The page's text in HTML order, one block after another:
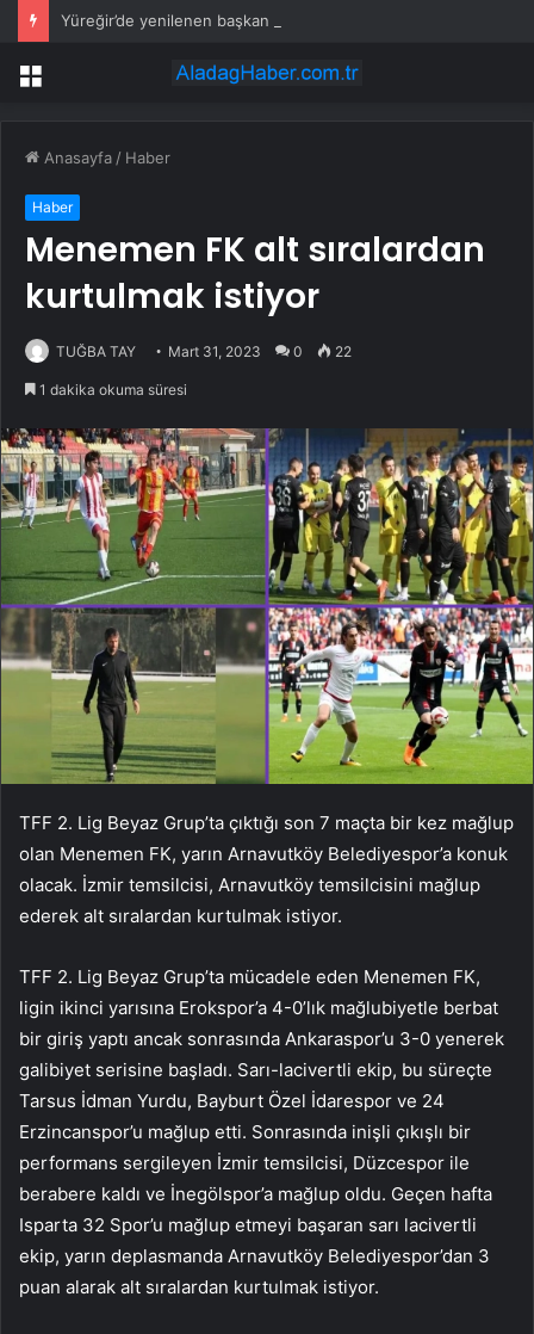
Menü
Anasayfa / Haber
Haber
Menemen FK alt sıralardan
kurtulmak istiyor
TUĞBA TAY Mart 31, 2023 0 22
1 dakika okuma süresi
TFF 2. Lig Beyaz Grup’ta çıktığı son 7 maçta bir kez mağlup
olan Menemen FK, yarın Arnavutköy Belediyespor’a konuk
olacak. İzmir temsilcisi, Arnavutköy temsilcisini mağlup
ederek alt sıralardan kurtulmak istiyor.
TFF 2. Lig Beyaz Grup’ta mücadele eden Menemen FK,
ligin ikinci yarısına Erokspor’a 4-0’lık mağlubiyetle berbat
bir giriş yaptı ancak sonrasında Ankaraspor’u 3-0 yenerek
galibiyet serisine başladı. Sarı-lacivertli ekip, bu süreçte
Tarsus İdman Yurdu, Bayburt Özel İdarespor ve 24
Erzincanspor’u mağlup etti. Sonrasında inişli çıkışlı bir
performans sergileyen İzmir temsilcisi, Düzcespor ile
berabere kaldı ve İnegölspor’a mağlup oldu. Geçen hafta
Isparta 32 Spor’u mağlup etmeyi başaran sarı lacivertli
ekip, yarın deplasmanda Arnavutköy Belediyespor’dan 3
puan alarak alt sıralardan kurtulmak istiyor.